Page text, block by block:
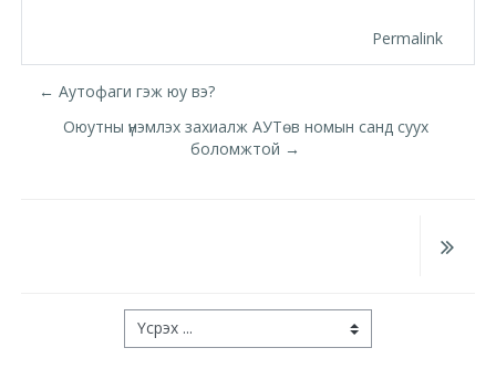
Permalink
← Аутофаги гэж юу вэ?
Оюутны үнэмлэх захиалж АУТөв номын санд суух
боломжтой →
Үсрэх ...